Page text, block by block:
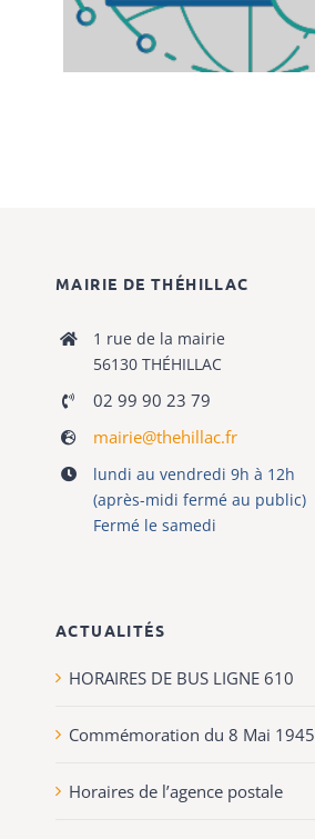
MAIRIE DE THÉHILLAC
1 rue de la mairie
56130 THÉHILLAC
02 99 90 23 79
mairie@thehillac.fr
lundi au vendredi 9h à 12h
(après-midi fermé au public)
Fermé le samedi
ACTUALITÉS
HORAIRES DE BUS LIGNE 610
Commémoration du 8 Mai 1945
Horaires de l’agence postale